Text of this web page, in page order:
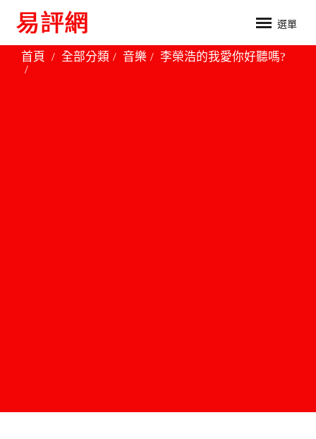
選單
首頁 全部分類 音樂 李榮浩的我愛你好聽嗎?